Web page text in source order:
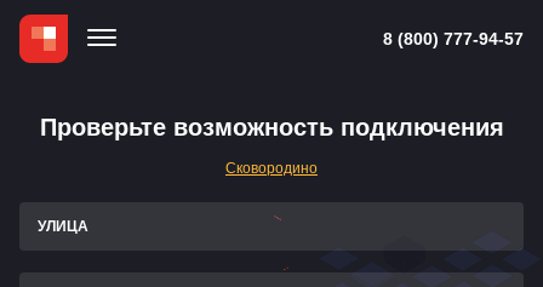
8 (800) 777-94-57
Проверьте возможность подключения
Сковородино
УЛИЦА